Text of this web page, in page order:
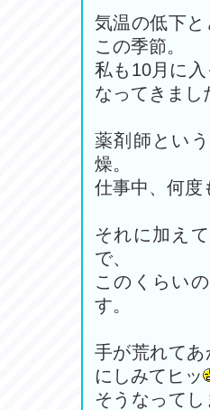
気温の低下
この季節。
私も10月に
なってきまし
薬剤師とい
燥。
仕事中、何度
それに加え
で、
このくらい
す。
手が荒れて
にしみてヒッ
そうなって